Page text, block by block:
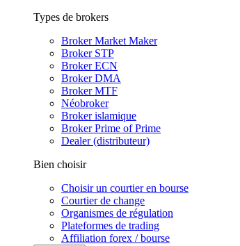
Types de brokers
Broker Market Maker
Broker STP
Broker ECN
Broker DMA
Broker MTF
Néobroker
Broker islamique
Broker Prime of Prime
Dealer (distributeur)
Bien choisir
Choisir un courtier en bourse
Courtier de change
Organismes de régulation
Plateformes de trading
Affiliation forex / bourse